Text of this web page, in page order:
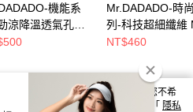
機能系
涼降溫透氣孔洞
LL合身平口內褲
Mr.DADADO-時
列-科技超細纖維
合身平口內褲(藍
NT$460
站使用 cookie 方式之詳情，及若您不希
腦的 cookie 設定，請參閱本網站「 隱私